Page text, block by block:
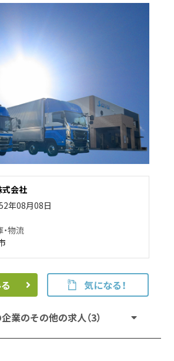
式会社
年08月08日
・物流
気になる！
業のその他の求人（3）